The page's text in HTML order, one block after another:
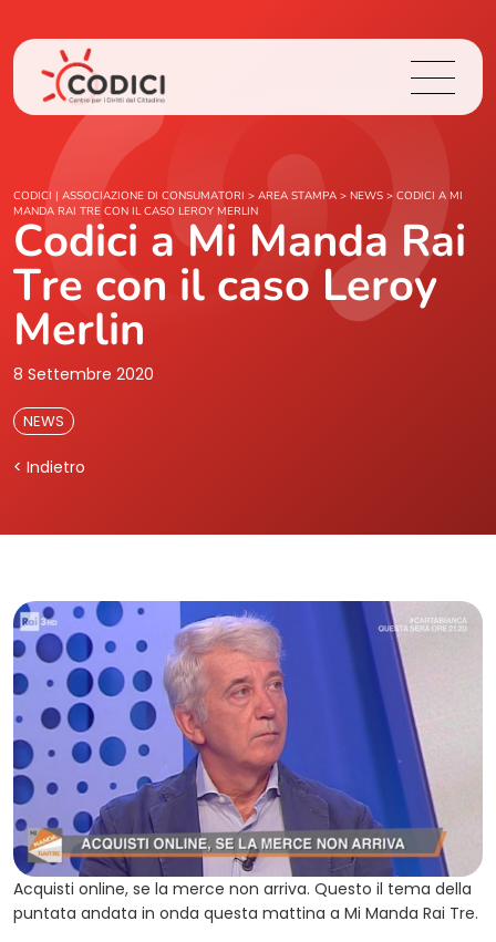
Chi Siamo
Cosa Facciamo
Area Stampa
CODICI | ASSOCIAZIONE DI CONSUMATORI > AREA STAMPA > NEWS > CODICI A MI
MANDA RAI TRE CON IL CASO LEROY MERLIN
Codici a Mi Manda Rai
Tre con il caso Leroy
Merlin
8 Settembre 2020
NEWS
< Indietro
Acquisti online, se la merce non arriva. Questo il tema della
puntata andata in onda questa mattina a Mi Manda Rai Tre.